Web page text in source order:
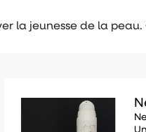
la jeunesse de la